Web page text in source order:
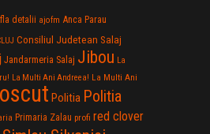
detalii ajofm Anca Parau
Consiliul Judetean Salaj
Jandarmeria Salaj Jibou La
La Multi Ani Andreea! La Multi Ani
Politia Politia
Primaria Zalau profi red clover